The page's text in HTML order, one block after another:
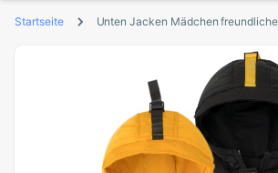
Startseite